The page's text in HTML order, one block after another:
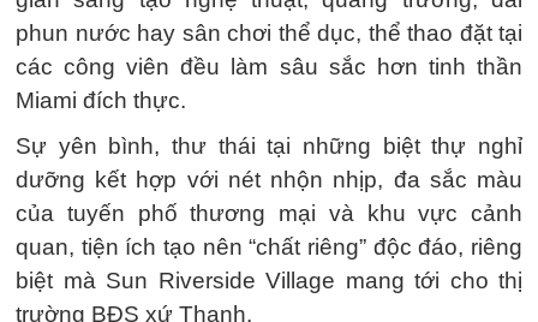
phun nước hay sân chơi thể dục, thể thao đặt tại
các công viên đều làm sâu sắc hơn tinh thần
Miami đích thực.
Sự yên bình, thư thái tại những biệt thự nghỉ
dưỡng kết hợp với nét nhộn nhịp, đa sắc màu
của tuyến phố thương mại và khu vực cảnh
quan, tiện ích tạo nên “chất riêng” độc đáo, riêng
biệt mà Sun Riverside Village mang tới cho thị
trường BĐS xứ Thanh.